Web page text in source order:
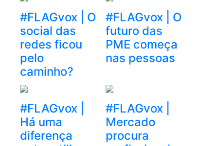
#FLAGvox | O
social das
redes ficou
pelo
caminho?
#FLAGvox | O
futuro das
PME começa
nas pessoas
#FLAGvox |
Há uma
diferença
#FLAGvox |
Mercado
procura